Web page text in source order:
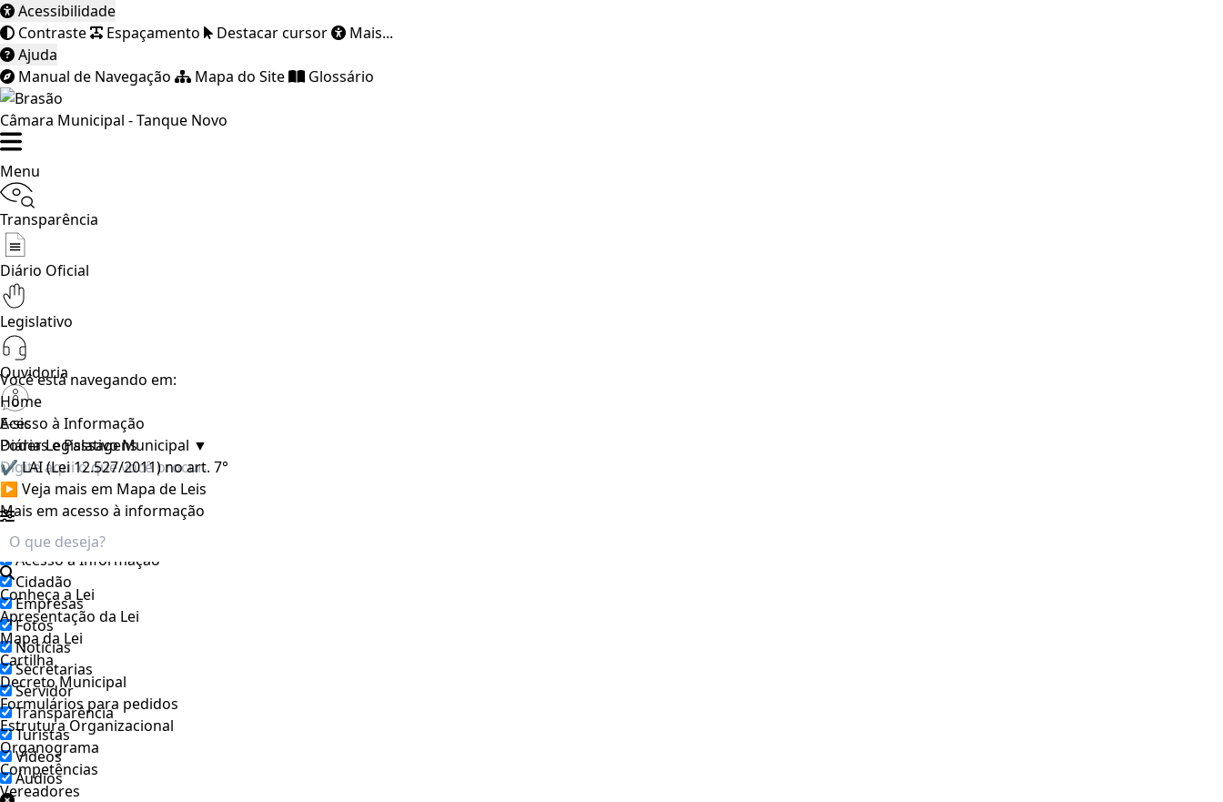
Acessibilidade
Contraste
Espaçamento Destacar cursor
Mais...
Ajuda
Manual de Navegação
Mapa do Site Glossário
Câmara Municipal - Tanque Novo
Menu
Transparência
Diário Oficial
Legislativo
Ouvidoria
E-sic
Poder Legislativo Municipal ▼
Filtrar por todos
Acesso à Informação
Cidadão
Empresas
Fotos
Notícias
Secretarias
Servidor
Transparência
Turistas
Videos
Áudios
Você está navegando em:
Home
Acesso à Informação
Diárias e Passagens
✔ LAI (Lei 12.527/2011) no art. 7°
▶ Veja mais em Mapa de Leis
Mais em acesso à informação
Conheça a Lei
Apresentação da Lei
Mapa da Lei
Cartilha
Decreto Municipal
Formulários para pedidos
Estrutura Organizacional
Organograma
Competências
Vereadores